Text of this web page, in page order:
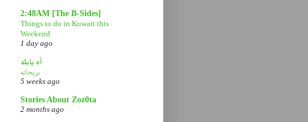
2:48AM [The B-Sides]
Things to do in Kuwait this
Weekend
1 day ago
آه يابلد
بريحاته
5 weeks ago
Stories About Zoz0ta
2 months ago